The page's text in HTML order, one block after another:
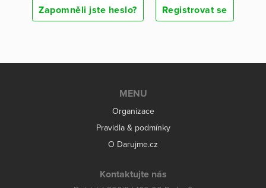
Zapomněli jste heslo? Registrovat se
MENU
Organizace
Pravidla & podmínky
O Darujme.cz
Kontaktujte nás